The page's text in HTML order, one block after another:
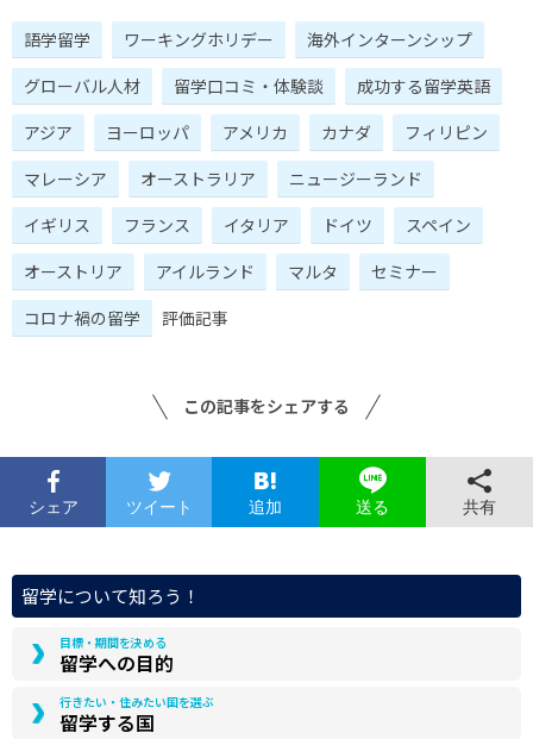
語学留学 ワーキングホリデー
海外インターンシップ
グローバル人材
留学口コミ・体験談
成功する留学英語
アジア
ヨーロッパ アメリカ カナダ
フィリピン
マレーシア
オーストラリア
ニュージーランド
イギリス
フランス イタリア ドイツ
スペイン
オーストリア
アイルランド マルタ
セミナー
コロナ禍の留学
評価記事
この記事をシェアする
シェア ツイート 追加 送る 共有
留学について知ろう！
目標・期間を決める
留学への目的
行きたい・住みたい国を選ぶ
留学する国